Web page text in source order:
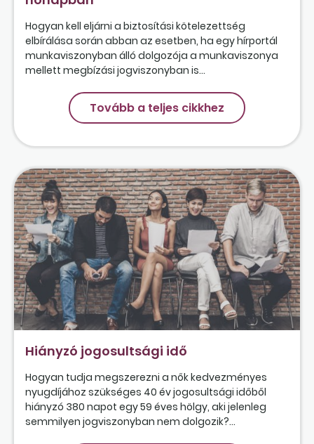
Hogyan kell eljárni a biztosítási kötelezettség
elbírálása során abban az esetben, ha egy hírportál
munkaviszonyban álló dolgozója a munkaviszonya
mellett megbízási jogviszonyban is...
Tovább a teljes cikkhez
Hiányzó jogosultsági idő
Hogyan tudja megszerezni a nők kedvezményes
nyugdíjához szükséges 40 év jogosultsági időből
hiányzó 380 napot egy 59 éves hölgy, aki jelenleg
semmilyen jogviszonyban nem dolgozik?...